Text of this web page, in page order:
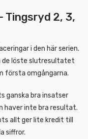
Tingsryd 2, 3,
i den här serien.
de löste slutresultatet
första omgångarna.
ganska bra insatser
haver inte bra resultat.
allt ger lite kredit till
siffror.